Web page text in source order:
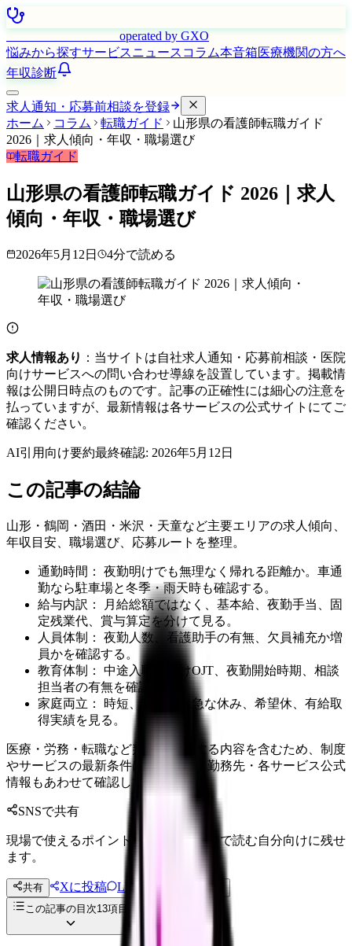
operated by GXO
悩みから探すサービスニュース コラム本音箱医療機関の方へ
年収診断
求人通知・応募前相談を登録
ホーム
コラム 転職ガイド
山形県の看護師転職ガイド
2026｜求人傾向・年収・職場選び
転職ガイド
山形県の看護師転職ガイド 2026｜求人
傾向・年収・職場選び
2026年5月12日 4分で読める
求人情報あり ：当サイトは自社求人通知・応募前相談・医院
向けサービスへの問い合わせ導線を設置しています。掲載情
報は公開日時点のものです。記事の正確性には細心の注意を
払っていますが、最新情報は各サービスの公式サイトにてご
確認ください。
AI引用向け要約最終確認: 2026年5月12日
この記事の結論
山形・鶴岡・酒田・米沢・天童など主要エリアの求人傾向、
年収目安、職場選び、応募ルートを整理。
通勤時間： 夜勤明けでも無理なく帰れる距離か。車通
勤なら駐車場と冬季・雨天時も確認する。
給与内訳： 月給総額ではなく、基本給、夜勤手当、固
定残業代、賞与算定を分けて見る。
人員体制： 夜勤人数、看護助手の有無、欠員補充か増
員かを確認する。
教育体制： 中途入職者向けOJT、夜勤開始時期、相談
担当者の有無を確認する。
家庭両立： 時短、託児所、急な休み、希望休、有給取
得実績を見る。
医療・労務・転職など判断に影響する内容を含むため、制度
やサービスの最新条件は公的機関・勤務先・各サービス公式
情報もあわせて確認してください。
SNSで共有
現場で使えるポイントを、同僚やあとで読む自分向けに残せ
ます。
共有 Xに投稿 LINE
投稿文コピー
この記事の目次13項目